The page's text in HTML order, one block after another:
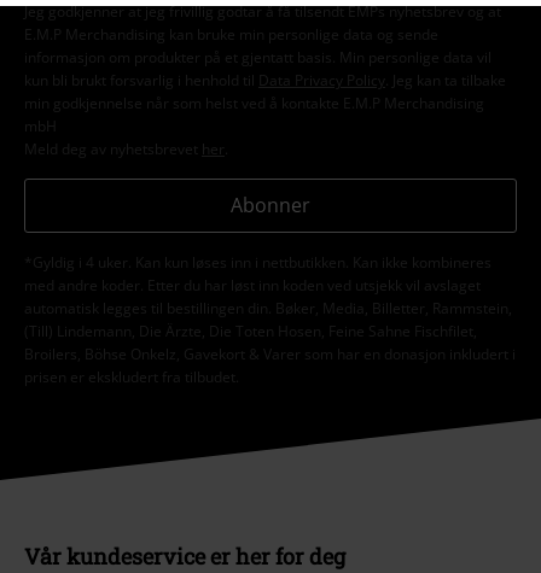
Jeg godkjenner at jeg frivillig godtar å få tilsendt EMPs nyhetsbrev og at
E.M.P Merchandising kan bruke min personlige data og sende
informasjon om produkter på et gjentatt basis. Min personlige data vil
kun bli brukt forsvarlig i henhold til
Data Privacy Policy
. Jeg kan ta tilbake
min godkjennelse når som helst ved å kontakte E.M.P Merchandising
mbH
Meld deg av nyhetsbrevet her
Abonner
*Gyldig i 4 uker. Kan kun løses inn i nettbutikken. Kan ikke kombineres
med andre koder. Etter du har løst inn koden ved utsjekk vil avslaget
automatisk legges til bestillingen din. Bøker, Media, Billetter, Rammstein,
(Till) Lindemann, Die Ärzte, Die Toten Hosen, Feine Sahne Fischfilet,
Broilers, Böhse Onkelz, Gavekort & Varer som har en donasjon inkludert i
prisen er ekskludert fra tilbudet.
Vår kundeservice er her for deg